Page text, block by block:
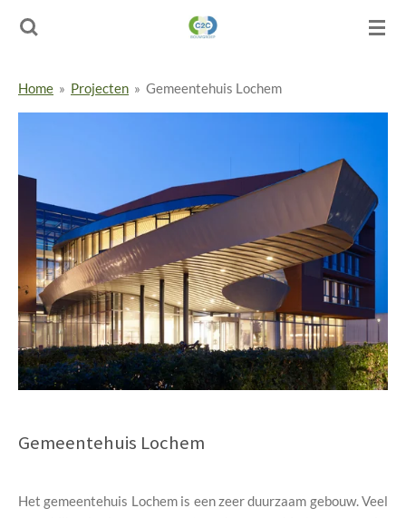
Ga
direct
deHome » Projecten » Gemeentehuis Lochem
Gemeentehuis Lochem
Het gemeentehuis Lochem is een zeer duurzaam gebouw. Veel